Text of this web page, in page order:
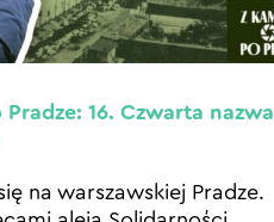
16. Czwarta nazwa
na warszawskiej Pradze.